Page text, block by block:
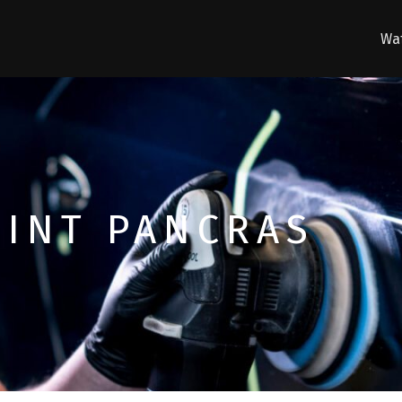
PANCRAS